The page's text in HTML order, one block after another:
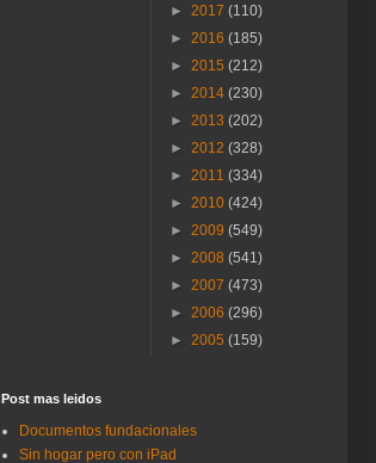
► 2017 (110)
► 2016 (185)
► 2015 (212)
► 2014 (230)
► 2013 (202)
► 2012 (328)
► 2011 (334)
► 2010 (424)
► 2009 (549)
► 2008 (541)
► 2007 (473)
► 2006 (296)
► 2005 (159)
Post mas lei­dos
Documentos fundacionales
Sin hogar pero con iPad